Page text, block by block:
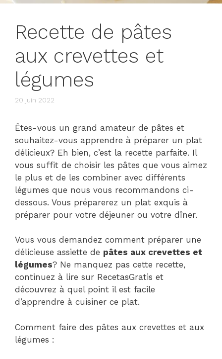
Recette de pâtes
aux crevettes et
légumes
20 juin 2022
Êtes-vous un grand amateur de pâtes et
souhaitez-vous apprendre à préparer un plat
délicieux? Eh bien, c’est la recette parfaite. Il
vous suffit de choisir les pâtes que vous aimez
le plus et de les combiner avec différents
légumes que nous vous recommandons ci-
dessous. Vous préparerez un plat exquis à
préparer pour votre déjeuner ou votre dîner.
Vous vous demandez comment préparer une
délicieuse assiette de pâtes aux crevettes et
légumes? Ne manquez pas cette recette,
continuez à lire sur RecetasGratis et
découvrez à quel point il est facile
d’apprendre à cuisiner ce plat.
Comment faire des pâtes aux crevettes et aux
légumes :